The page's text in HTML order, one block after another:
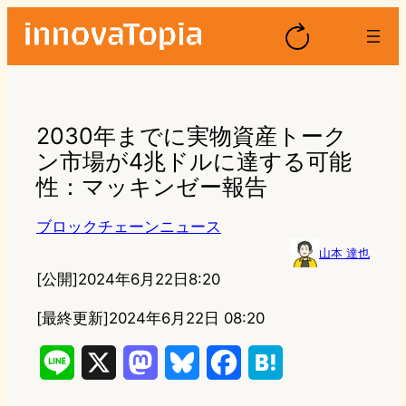
2030年までに実物資産トーク
ン市場が4兆ドルに達する可能
性：マッキンゼー報告
ブロックチェーンニュース
山本 達也
[公開]2024年6月22日8:20
[最終更新]2024年6月22日 08:20